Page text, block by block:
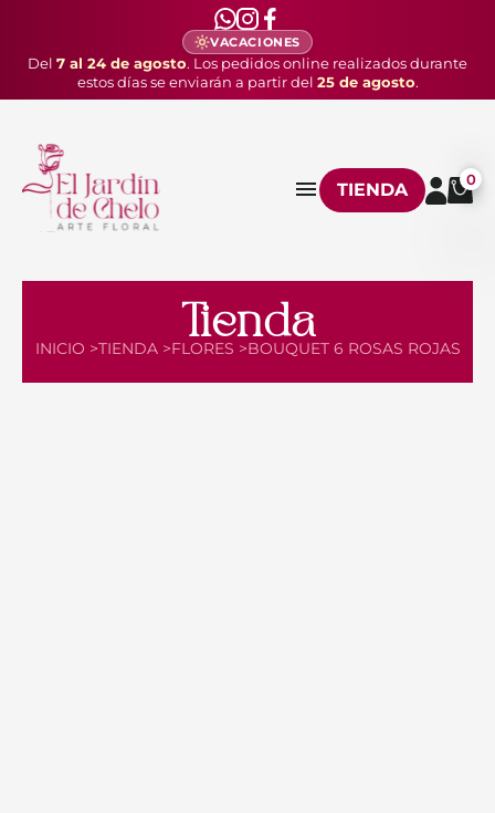
VACACIONES
Del 7 al 24 de agosto. Los pedidos online realizados durante
estos días se enviarán a partir del 25 de agosto.
TIENDA 0
Tienda
INICIO >TIENDA >FLORES >BOUQUET 6 ROSAS ROJAS